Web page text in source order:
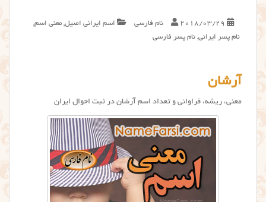
2018/03/29 نام فارسی اسم ایرانی اصیل, معنی اسم,
نام پسر ایرانی, نام پسر فارسی
آرشان
معنی، ریشه، فراوانی و تعداد اسم آرشان در ثبت احوال ایران